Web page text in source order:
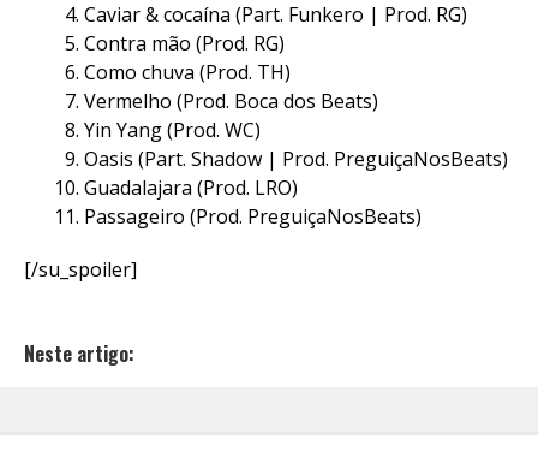
Caviar & cocaína (Part. Funkero | Prod. RG)
Contra mão (Prod. RG)
Como chuva (Prod. TH)
Vermelho (Prod. Boca dos Beats)
Yin Yang (Prod. WC)
Oasis (Part. Shadow | Prod. PreguiçaNosBeats)
Guadalajara (Prod. LRO)
Passageiro (Prod. PreguiçaNosBeats)
[/su_spoiler]
Neste artigo: